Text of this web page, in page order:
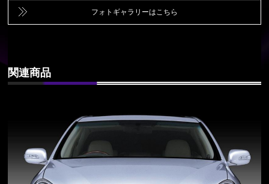
フォトギャラリーはこちら
関連商品